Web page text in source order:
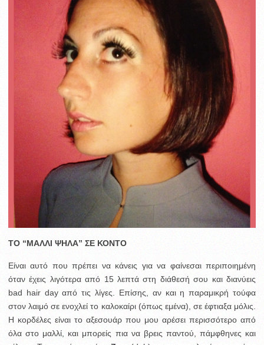
TO “MAΛΛΙ ΨΗΛΑ” ΣΕ ΚΟΝΤΟ
Είναι αυτό που πρέπει να κάνεις για να φαίνεσαι περιποιημένη
όταν έχεις λιγότερα από 15 λεπτά στη διάθεσή σου και διανύεις
bad hair day από τις λίγες. Επίσης, αν και η παραμικρή τούφα
στον λαιμό σε ενοχλεί το καλοκαίρι (όπως εμένα), σε έφτιαξα μόλις.
Η κορδέλες είναι το αξεσουάρ που μου αρέσει περισσότερο από
όλα στο μαλλί, και μπορείς πια να βρεις παντού, πάμφθηνες και